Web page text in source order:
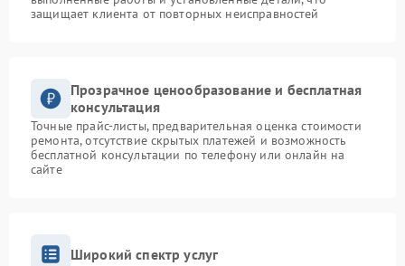
защищает клиента от повторных неисправностей
Прозрачное ценообразование и бесплатная
консультация
Точные прайс-листы, предварительная оценка стоимости
ремонта, отсутствие скрытых платежей и возможность
бесплатной консультации по телефону или онлайн на
сайте
Широкий спектр услуг